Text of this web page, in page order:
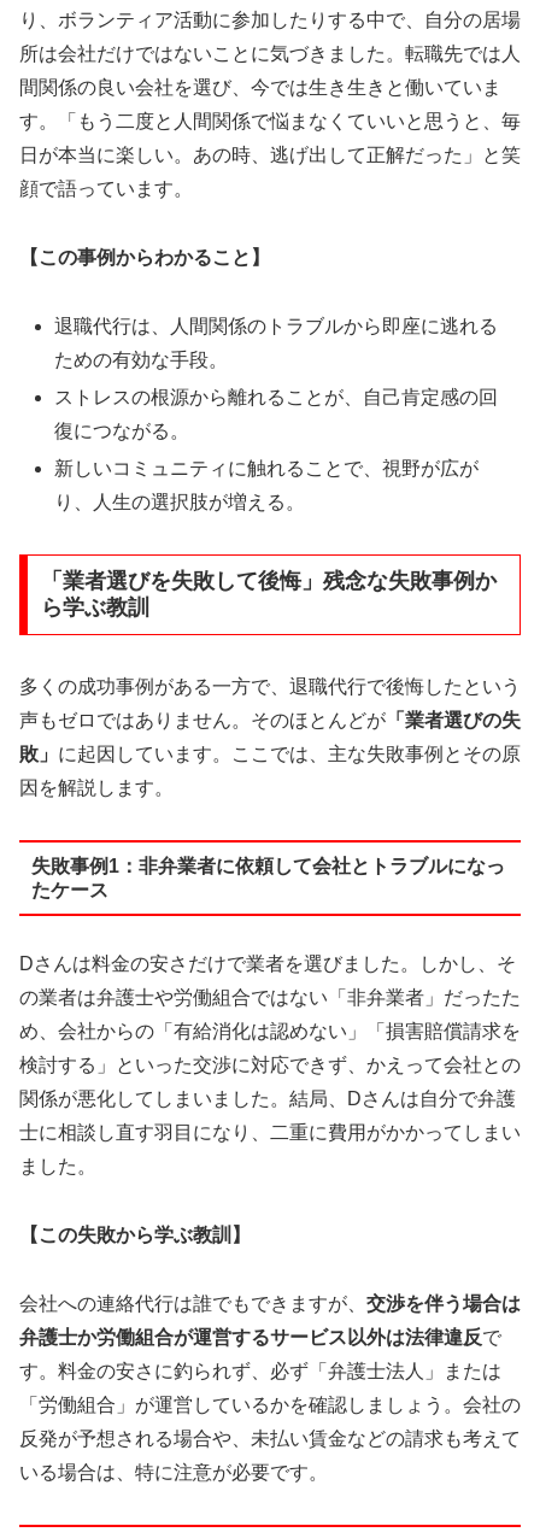
り、ボランティア活動に参加したりする中で、自分の居場
所は会社だけではないことに気づきました。転職先では人
間関係の良い会社を選び、今では生き生きと働いていま
す。「もう二度と人間関係で悩まなくていいと思うと、毎
日が本当に楽しい。あの時、逃げ出して正解だった」と笑
顔で語っています。
【この事例からわかること】
退職代行は、人間関係のトラブルから即座に逃れる
ための有効な手段。
ストレスの根源から離れることが、自己肯定感の回
復につながる。
新しいコミュニティに触れることで、視野が広が
り、人生の選択肢が増える。
「業者選びを失敗して後悔」残念な失敗事例か
ら学ぶ教訓
多くの成功事例がある一方で、退職代行で後悔したという
声もゼロではありません。そのほとんどが 「業者選びの失
敗」 に起因しています。ここでは、主な失敗事例とその原
因を解説します。
失敗事例1：非弁業者に依頼して会社とトラブルになっ
たケース
Dさんは料金の安さだけで業者を選びました。しかし、そ
の業者は弁護士や労働組合ではない「非弁業者」だったた
め、会社からの「有給消化は認めない」「損害賠償請求を
検討する」といった交渉に対応できず、かえって会社との
関係が悪化してしまいました。結局、Dさんは自分で弁護
士に相談し直す羽目になり、二重に費用がかかってしまい
ました。
【この失敗から学ぶ教訓】
会社への連絡代行は誰でもできますが、 交渉を伴う場合は
弁護士か労働組合が運営するサービス以外は法律違反で
す。料金の安さに釣られず、必ず「弁護士法人」または
「労働組合」が運営しているかを確認しましょう。会社の
反発が予想される場合や、未払い賃金などの請求も考えて
いる場合は、特に注意が必要です。